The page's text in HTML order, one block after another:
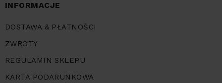
INFORMACJE
DOSTAWA & PŁATNOŚCI
ZWROTY
REGULAMIN SKLEPU
KARTA PODARUNKOWA